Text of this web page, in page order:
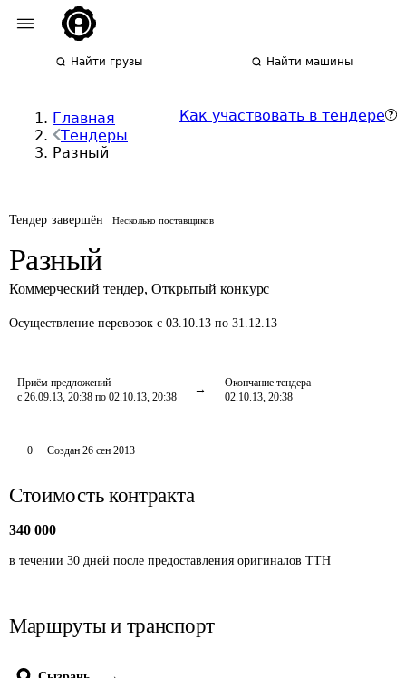
Найти грузы Найти машины
Главная
Тендеры
Разный
Как участвовать в тендере
Тендер завершён Несколько поставщиков
Разный
Коммерческий тендер, Открытый конкурс
Осуществление перевозок с 03.10.13 по 31.12.13
Приём предложений
с 26.09.13, 20:38 по 02.10.13, 20:38
Окончание тендера
02.10.13, 20:38
0 Создан 26 сен 2013
Стоимость контракта
340 000
в течении 30 дней после предоставления оригиналов ТТН
Маршруты и транспорт